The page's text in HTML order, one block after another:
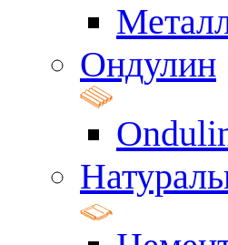
Ондулин